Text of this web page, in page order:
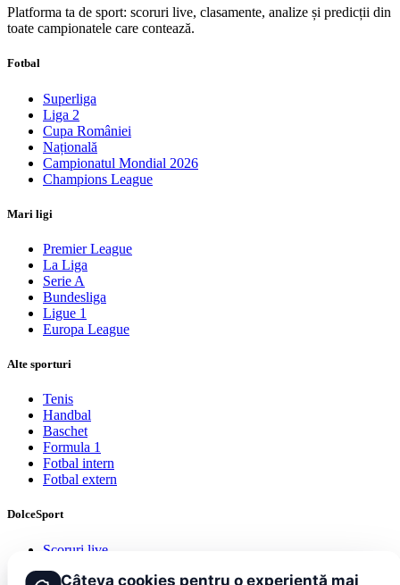
Platforma ta de sport: scoruri live, clasamente, analize și predicții din
toate campionatele care contează.
Fotbal
Superliga
Liga 2
Cupa României
Națională
Campionatul Mondial 2026
Champions League
Mari ligi
Premier League
La Liga
Serie A
Bundesliga
Ligue 1
Europa League
Alte sporturi
Tenis
Handbal
Baschet
Formula 1
Fotbal intern
Fotbal extern
DolceSport
Scoruri live
Publicitate
Câteva cookies pentru o experiență mai